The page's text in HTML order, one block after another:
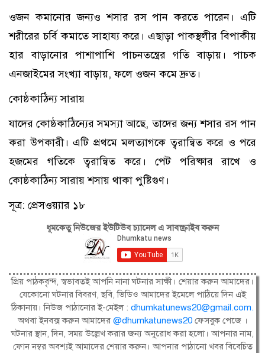
ওজন কমানোর জন্যও শসার রস পান করতে পারেন। এটি
শরীরের চর্বি কমাতে সাহায্য করে। এছাড়া পাকস্থলীর বিপাকীয়
হার বাড়ানোর পাশাপাশি পাচনতন্ত্রের গতি বাড়ায়। পাচক
এনজাইমের সংখ্যা বাড়ায়, ফলে ওজন কমে দ্রুত।
কোষ্ঠকাঠিন্য সারায়
যাদের কোষ্ঠকাঠিন্যের সমস্যা আছে, তাদের জন্য শসার রস পান
করা উপকারী। এটি প্রথমে মলত্যাগকে ত্বরান্বিত করে ও পরে
হজমের গতিকে ত্বরান্বিত করে। পেট পরিষ্কার রাখে ও
কোষ্ঠকাঠিন্য সারায় শসায় থাকা পুষ্টিগুণ।
সূত্র: প্রেসওয়্যার ১৮
ধূমকেতু নিউজের ইউটিউব চ্যানেল এ সাবস্ক্রাইব করুন
প্রিয় পাঠকবৃন্দ, স্বভাবতই আপনি নানা ঘটনার সাক্ষী। শেয়ার করুন আমাদের।
যেকোনো ঘটনার বিবরণ, ছবি, ভিডিও আমাদের ইমেলে পাঠিয়ে দিন এই
ঠিকানায়। নিউজ পাঠানোর ই-মেইল : dhumkatunews20@gmail.com.
অথবা ইনবক্স করুন আমাদের@dhumkatunews20 ফেসবুক পেজে ।
ঘটনার স্থান, দিন, সময় উল্লেখ করার জন্য অনুরোধ করা হলো। আপনার নাম,
ফোন নম্বর অবশ্যই আমাদের শেয়ার করুন। আপনার পাঠানো খবর বিবেচিত